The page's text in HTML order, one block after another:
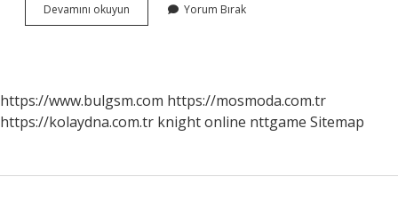
Devamını okuyun Izdenim
Ne
Yorum Bırak
https://www.bulgsm.com https://mosmoda.com.tr
https://kolaydna.com.tr knight online nttgame Sitemap